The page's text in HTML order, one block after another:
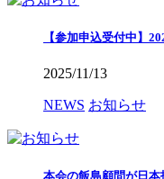
【参加申込受付中】
2025/11/13
NEWS お知らせ
本会の飯島顧問が日